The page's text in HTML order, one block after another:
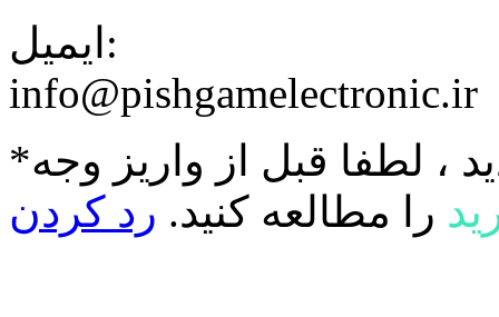
ایمیل:
info@pishgamelectronic.ir
، لطفا قبل از واریز وجه
را مطالعه کنید. رد کردن